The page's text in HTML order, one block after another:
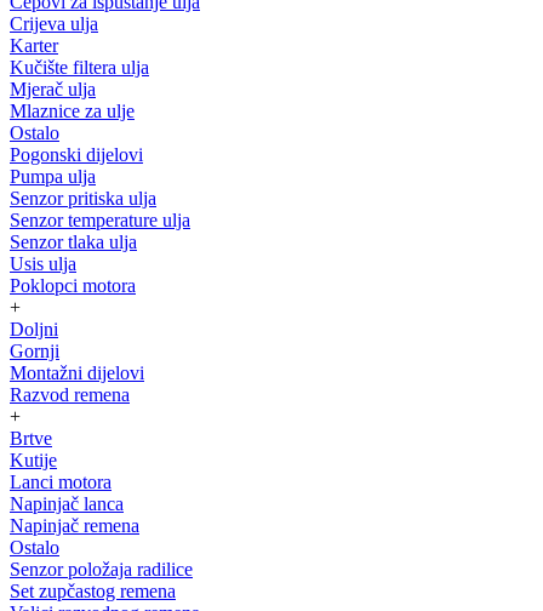
Crijeva ulja
Karter
Kučište filtera ulja
Mjerač ulja
Mlaznice za ulje
Ostalo
Pogonski dijelovi
Pumpa ulja
Senzor pritiska ulja
Senzor temperature ulja
Senzor tlaka ulja
Usis ulja
Poklopci motora
+
Doljni
Gornji
Montažni dijelovi
Razvod remena
+
Brtve
Kutije
Lanci motora
Napinjač lanca
Napinjač remena
Ostalo
Senzor položaja radilice
Set zupčastog remena